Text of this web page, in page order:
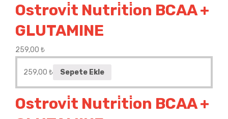
Ostrovi̇t Nutri̇ti̇on BCAA +
GLUTAMINE
259,00 ₺
259,00 ₺ Sepete Ekle
Ostrovi̇t Nutri̇ti̇on BCAA +